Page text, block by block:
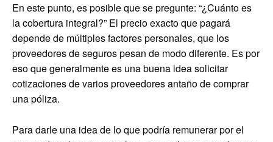
En este punto, es posible que se pregunte: “¿Cuánto es
la cobertura integral?” El precio exacto que pagará
depende de múltiples factores personales, que los
proveedores de seguros pesan de modo diferente. Es por
eso que generalmente es una buena idea solicitar
cotizaciones de varios proveedores antaño de comprar
una póliza.
Para darle una idea de lo que podría remunerar por el